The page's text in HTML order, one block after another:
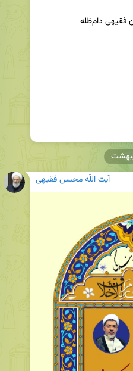
آیت اللّه محسن فقیهی